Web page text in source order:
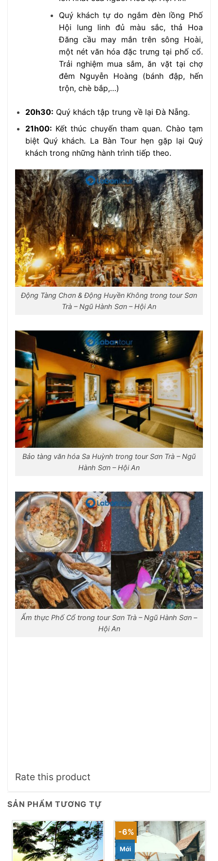
Quý khách tự do ngắm đèn lồng Phố
Hội lung linh đủ màu sắc, thả Hoa
Đăng cầu may mắn trên sông Hoài,
một nét văn hóa đặc trưng tại phố cổ.
Trải nghiệm mua sắm, ăn vặt tại chợ
đêm Nguyễn Hoàng (bánh đập, hến
trộn, chè bắp,…)
20h30: Quý khách tập trung về lại Đà Nẵng.
21h00: Kết thúc chuyến tham quan. Chào tạm
biệt Quý khách. La Bàn Tour hẹn gặp lại Quý
khách trong những hành trình tiếp theo.
Động Tàng Chơn & Động Huyền Không trong tour Sơn
Trà – Ngũ Hành Sơn – Hội An
Bảo tàng văn hóa Sa Huỳnh trong tour Sơn Trà – Ngũ
Hành Sơn – Hội An
Ẩm thực Phố Cổ trong tour Sơn Trà – Ngũ Hành Sơn –
Hội An
Rate this product
SẢN PHẨM TƯƠNG TỰ
-6%
Mới